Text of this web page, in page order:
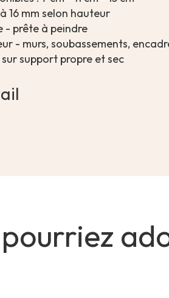
16 mm selon hauteur
- prête à peindre
- murs, soubassements,
sur support propre et sec
pourriez